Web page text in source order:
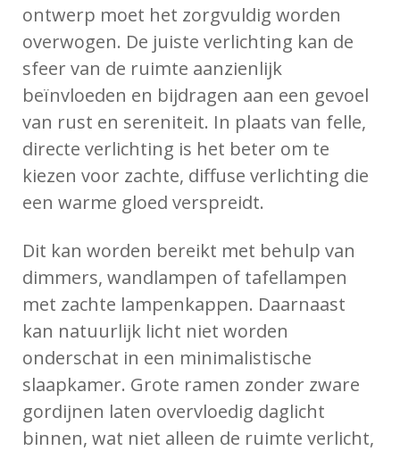
ontwerp moet het zorgvuldig worden
overwogen. De juiste verlichting kan de
sfeer van de ruimte aanzienlijk
beïnvloeden en bijdragen aan een gevoel
van rust en sereniteit. In plaats van felle,
directe verlichting is het beter om te
kiezen voor zachte, diffuse verlichting die
een warme gloed verspreidt.
Dit kan worden bereikt met behulp van
dimmers, wandlampen of tafellampen
met zachte lampenkappen. Daarnaast
kan natuurlijk licht niet worden
onderschat in een minimalistische
slaapkamer. Grote ramen zonder zware
gordijnen laten overvloedig daglicht
binnen, wat niet alleen de ruimte verlicht,